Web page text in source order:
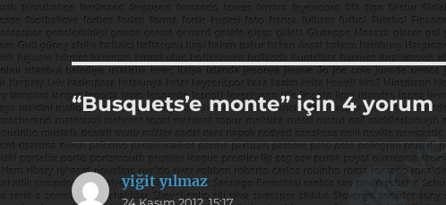
“Busquets’e monte” için 4 yorum
yiğit yılmaz dedi